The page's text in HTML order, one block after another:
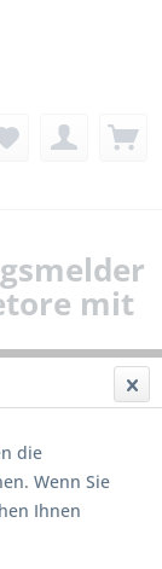
mit
die
Wenn Sie
Ihnen